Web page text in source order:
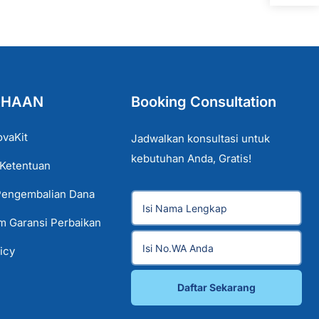
Dana
Garansi Perbaikan
Booking Consultation
Jadwalkan konsultasi untuk
kebutuhan Anda, Gratis!
Daftar Sekarang